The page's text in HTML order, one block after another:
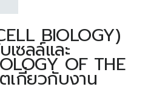
BIOLOGY)
ซลล์และ
OF THE
เกี่ยวกับงาน